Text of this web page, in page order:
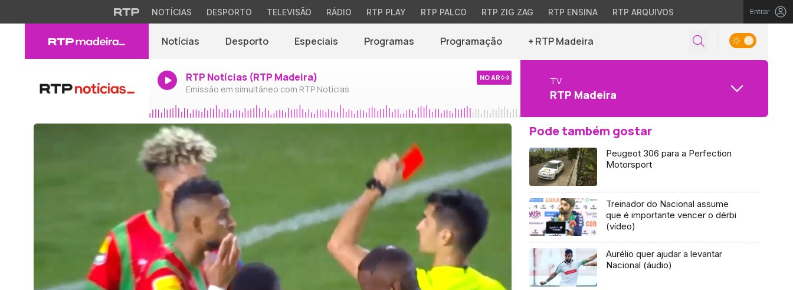
NOTÍCIAS DESPORTO TELEVISÃO RÁDIO RTP PLAY RTP PALCO RTP ZIG ZAG RTP ENSINA RTP ARQUIVOS Entrar
Notícias Desporto Especiais Programas Programação + RTP Madeira
RTP Notícias (RTP Madeira)
Emissão em simultâneo com RTP Notícias
NO AR TV
RTP Madeira
Pode também gostar
Peugeot 306 para a Perfection
Motorsport
Treinador do Nacional assume
que é importante vencer o dérbi
(vídeo)
Aurélio quer ajudar a levantar
Nacional (áudio)